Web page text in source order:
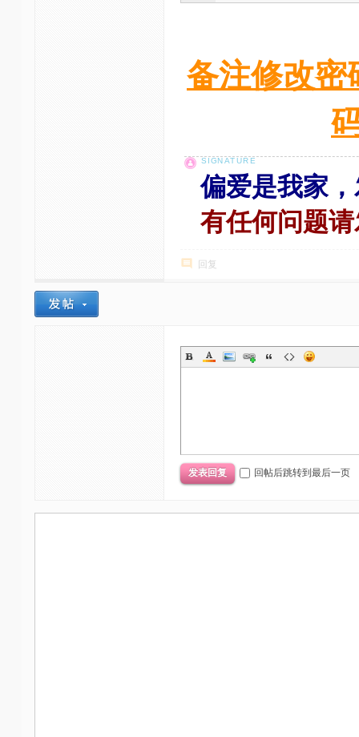
备注修改密
偏爱是我家
有任何问题
回复
发表回复 回帖后跳转到最后一页